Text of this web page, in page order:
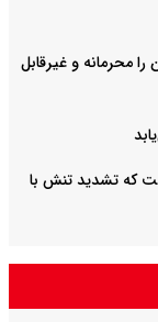
محرمانه و غیرقابل
که تشدید تنش با